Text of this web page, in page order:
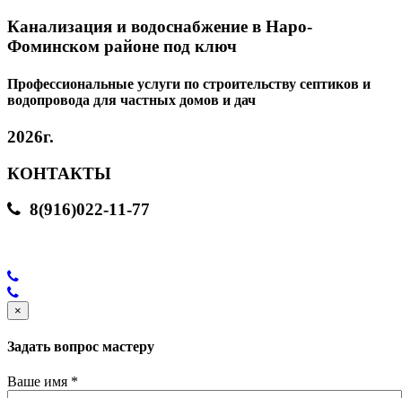
Канализация и водоснабжение в Наро-
Фоминском районе под ключ
Профессиональные услуги по строительству септиков и
водопровода для частных домов и дач
2026г.
КОНТАКТЫ
8(916)022-11-77
×
Задать вопрос мастеру
Ваше имя *